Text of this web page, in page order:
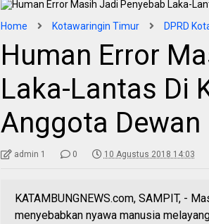
Home Kotawaringin Timur DPRD
Human Error
Laka-Lantas Di
Anggota Dewan
admin 1 0 10 Agustus 2018 14:03
KATAMBUNGNEWS.com, SAMPIT, -
menyebabkan nyawa manusia